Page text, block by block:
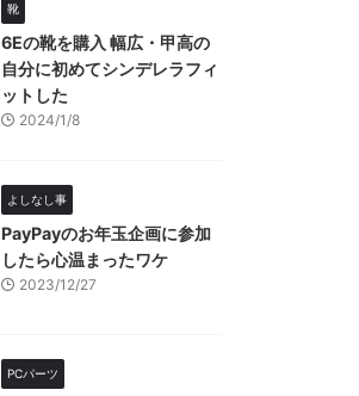
靴
6Eの靴を購入 幅広・甲高の
自分に初めてシンデレラフィ
ットした
2024/1/8
よしなし事
PayPayのお年玉企画に参加
したら心温まったワケ
2023/12/27
PCパーツ